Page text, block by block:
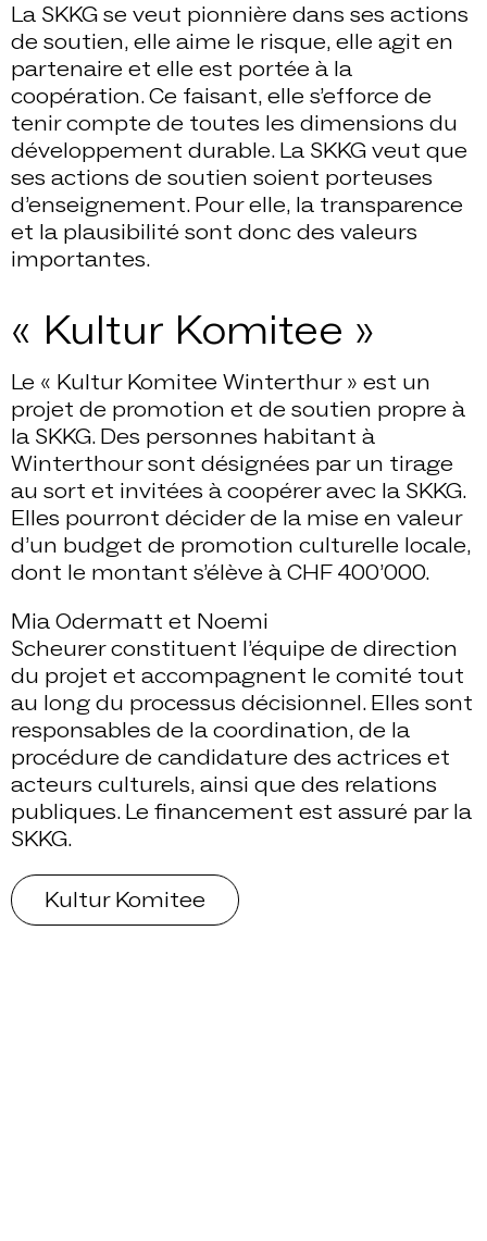
La SKKG se veut pionnière dans ses actions
de soutien, elle aime le risque, elle agit en
partenaire et elle est portée à la
coopération. Ce faisant, elle s’efforce de
tenir compte de toutes les dimensions du
développement durable. La SKKG veut que
ses actions de soutien soient porteuses
d’enseignement. Pour elle, la transparence
et la plausibilité sont donc des valeurs
importantes.
« Kultur Komitee »
Le « Kultur Komitee Winterthur » est un
projet de promotion et de soutien propre à
la SKKG. Des personnes habitant à
Winterthour sont désignées par un tirage
au sort et invitées à coopérer avec la SKKG.
Elles pourront décider de la mise en valeur
d’un budget de promotion culturelle locale,
dont le montant s’élève à CHF 400’000.
Mia Odermatt et Noemi
Scheurer constituent l’équipe de direction
du projet et accompagnent le comité tout
au long du processus décisionnel. Elles sont
responsables de la coordination, de la
procédure de candidature des actrices et
acteurs culturels, ainsi que des relations
publiques. Le financement est assuré par la
SKKG.
Kultur Komitee